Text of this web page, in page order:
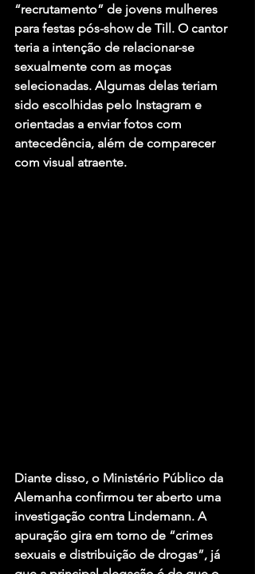
“recrutamento” de jovens mulheres
para festas pós-show de Till. O cantor
teria a intenção de relacionar-se
sexualmente com as moças
selecionadas. Algumas delas teriam
sido escolhidas pelo Instagram e
orientadas a enviar fotos com
antecedência, além de comparecer
com visual atraente.
Diante disso, o Ministério Público da
Alemanha confirmou ter aberto uma
investigação contra Lindemann. A
apuração gira em torno de “crimes
sexuais e distribuição de drogas”, já